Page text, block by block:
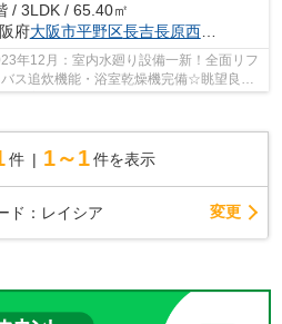
/ 3LDK / 65.40㎡
府大阪市平野区長吉長原西４丁目
年12月：室内水廻り設備一新！全面リフ
ス追炊機能・浴室乾燥機完備☆眺望良
件 1～1 件を表示
ド：レイシア 変更